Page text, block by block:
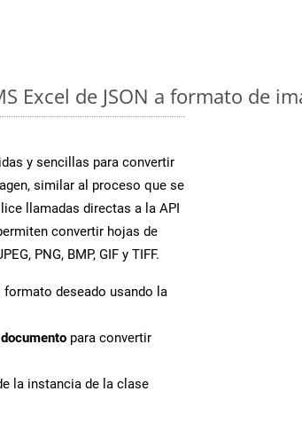
Excel de JSON a formato de
y sencillas para convertir
similar al proceso que se
llamadas directas a la API
convertir hojas de
PNG, BMP, GIF y TIFF.
formato deseado usando la
para convertir
la instancia de la clase